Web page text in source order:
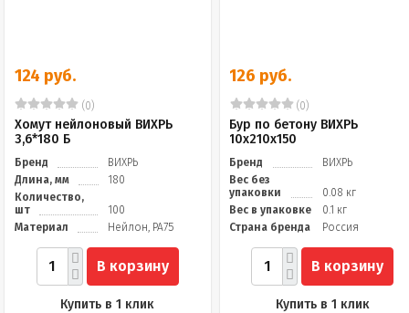
124 руб.
(0)
Хомут нейлоновый ВИХРЬ
3,6*180 Б
Бренд
ВИХРЬ
Длина, мм
180
Количество,
шт
100
Материал
Нейлон, PA75
В корзину
Купить в 1 клик
126 руб.
(0)
Бур по бетону ВИХРЬ
10x210x150
Бренд
ВИХРЬ
Вес без
упаковки
0.08 кг
Вес в упаковке
0.1 кг
Страна бренда
Россия
В корзину
Купить в 1 клик